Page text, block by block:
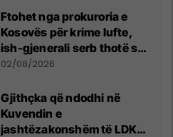
Ftohet nga prokuroria e
Kosovës për krime lufte,
ish-gjenerali serb thotë se
dikush e tradhtoi në
02/08/2026
Gjithçka që ndodhi në
Kuvendin e
jashtëzakonshëm të LDK-